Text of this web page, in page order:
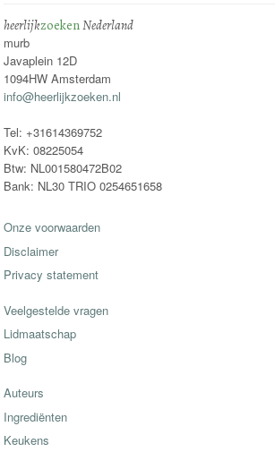
heerlijkzoekenNederland
murb
Javaplein 12D
1094HW Amsterdam
info@heerlijkzoeken.nl
Tel: +31614369752
KvK: 08225054
Btw: NL001580472B02
Bank: NL30 TRIO 0254651658
Onze voorwaarden
Disclaimer
Privacy statement
Veelgestelde vragen
Lidmaatschap
Blog
Auteurs
Ingrediënten
Keukens